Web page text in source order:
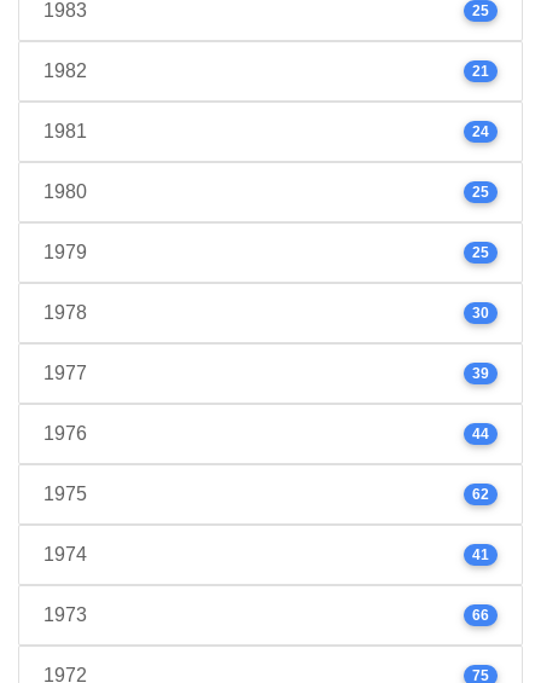
1983 25
1982 21
1981 24
1980 25
1979 25
1978 30
1977 39
1976 44
1975 62
1974 41
1973 66
1972 75